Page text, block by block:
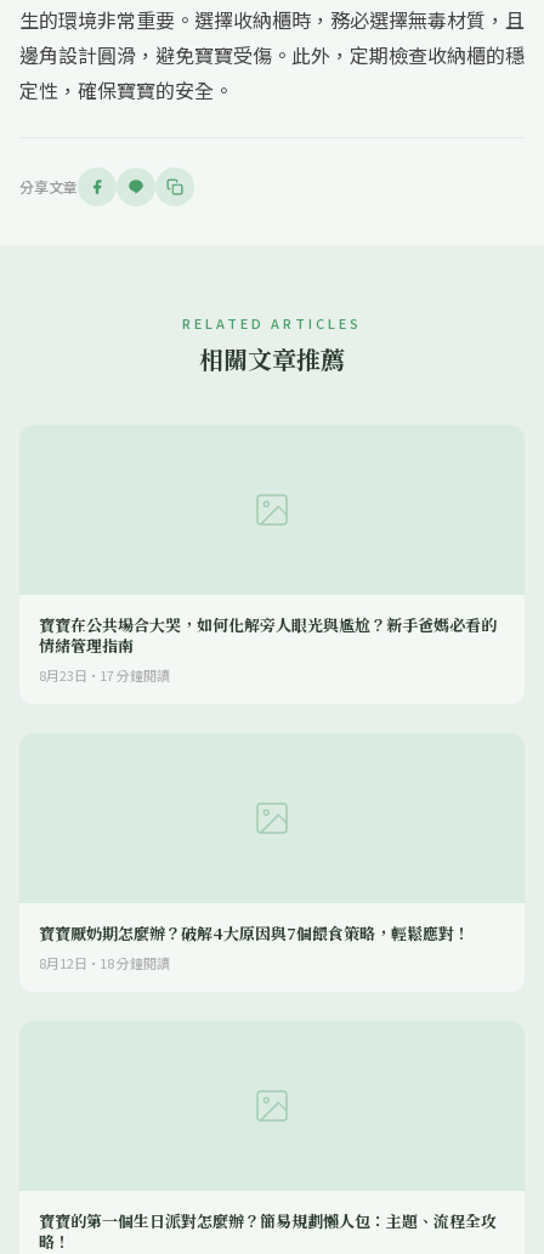
生的環境非常重要。選擇收納櫃時，務必選擇無毒材質，且
邊角設計圓滑，避免寶寶受傷。此外，定期檢查收納櫃的穩
定性，確保寶寶的安全。
分享文章
RELATED ARTICLES
相關文章推薦
寶寶在公共場合大哭，如何化解旁人眼光與尷尬？新手爸媽必看的
情緒管理指南
8月23日 · 17分鐘閱讀
寶寶厭奶期怎麼辦？破解4大原因與7個餵食策略，輕鬆應對！
8月12日 · 18分鐘閱讀
寶寶的第一個生日派對怎麼辦？簡易規劃懶人包：主題、流程全攻
略！